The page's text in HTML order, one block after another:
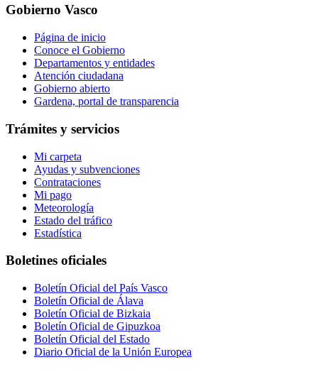
Gobierno Vasco
Página de inicio
Conoce el Gobierno
Departamentos y entidades
Atención ciudadana
Gobierno abierto
Gardena, portal de transparencia
Trámites y servicios
Mi carpeta
Ayudas y subvenciones
Contrataciones
Mi pago
Meteorología
Estado del tráfico
Estadística
Boletines oficiales
Boletín Oficial del País Vasco
Boletín Oficial de Álava
Boletín Oficial de Bizkaia
Boletín Oficial de Gipuzkoa
Boletín Oficial del Estado
Diario Oficial de la Unión Europea